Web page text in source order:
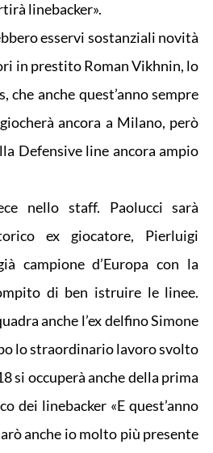
linebacker».
esservi sostanziali novità
in prestito Roman Vikhnin, lo
che anche quest’anno sempre
ancora a Milano, però
Defensive line ancora ampio
nello staff. Paolucci sarà
ex giocatore, Pierluigi
campione d’Europa con la
di ben istruire le linee.
anche l’ex delfino Simone
lo straordinario lavoro svolto
si occuperà anche della prima
dei linebacker «E quest’anno
anche io molto più presente